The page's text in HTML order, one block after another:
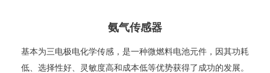
氨气传感器
基本为三电极电化学传感，是一种微燃料电池元件，因其功耗
低、选择性好、灵敏度高和成本低等优势获得了成功的发展。